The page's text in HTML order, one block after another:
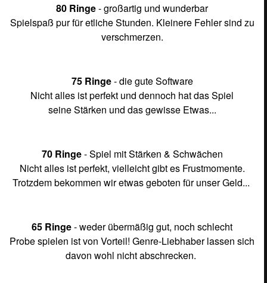
80 Ringe- großartig und wunderbar
Spielspaß pur für etliche Stunden. Kleinere Fehler sind zu
verschmerzen.
75 Ringe- die gute Software
Nicht alles ist perfekt und dennoch hat das Spiel
seine Stärken und das gewisse Etwas...
70 Ringe- Spiel mit Stärken & Schwächen
Nicht alles ist perfekt, vielleicht gibt es Frustmomente.
Trotzdem bekommen wir etwas geboten für unser Geld...
65 Ringe- weder übermäßig gut, noch schlecht
Probe spielen ist von Vorteil! Genre-Liebhaber lassen sich
davon wohl nicht abschrecken.